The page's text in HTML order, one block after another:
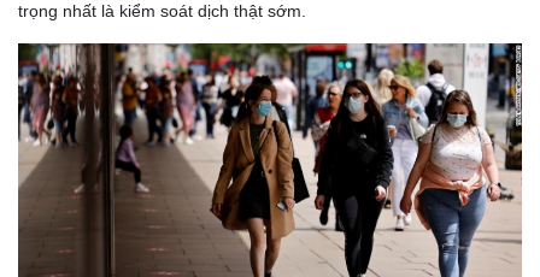
trọng nhất là kiểm soát dịch thật sớm.